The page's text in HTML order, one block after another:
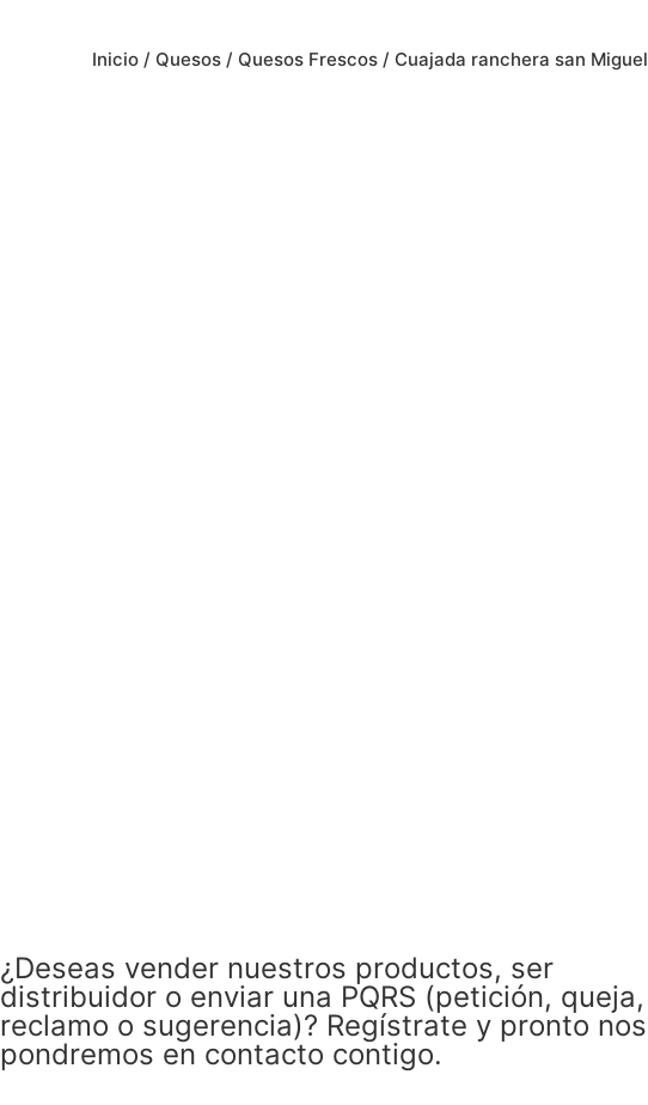
Inicio / Quesos / Quesos Frescos / Cuajada ranchera san Miguel
¿Deseas vender nuestros productos, ser
distribuidor o enviar una PQRS (petición, queja,
reclamo o sugerencia)? Regístrate y pronto nos
pondremos en contacto contigo.